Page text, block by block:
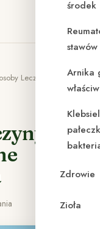
środek
Arnika
Zdrowie
Zioła
Leczenia